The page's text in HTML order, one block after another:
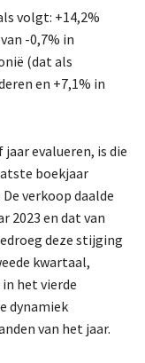
volgt: +14,2%
-0,7% in
(dat als
en +7,1% in
evalueren, is die
boekjaar
verkoop daalde
2023 en dat van
deze stijging
kwartaal,
het vierde
dynamiek
van het jaar.